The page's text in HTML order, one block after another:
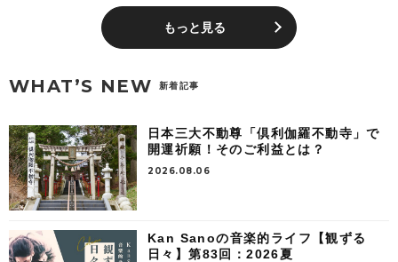
もっと見る
WHAT’S NEW 新着記事
日本三大不動尊「倶利伽羅不動寺」で
開運祈願！そのご利益とは？
2026.08.06
Kan Sanoの音楽的ライフ【観ずる
日々】第83回：2026夏